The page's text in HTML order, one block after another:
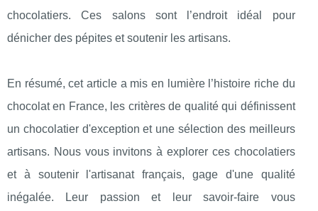
chocolatiers. Ces salons sont l’endroit idéal pour
dénicher des pépites et soutenir les artisans.
En résumé, cet article a mis en lumière l’histoire riche du
chocolat en France, les critères de qualité qui définissent
un chocolatier d'exception et une sélection des meilleurs
artisans. Nous vous invitons à explorer ces chocolatiers
et à soutenir l'artisanat français, gage d'une qualité
inégalée. Leur passion et leur savoir-faire vous